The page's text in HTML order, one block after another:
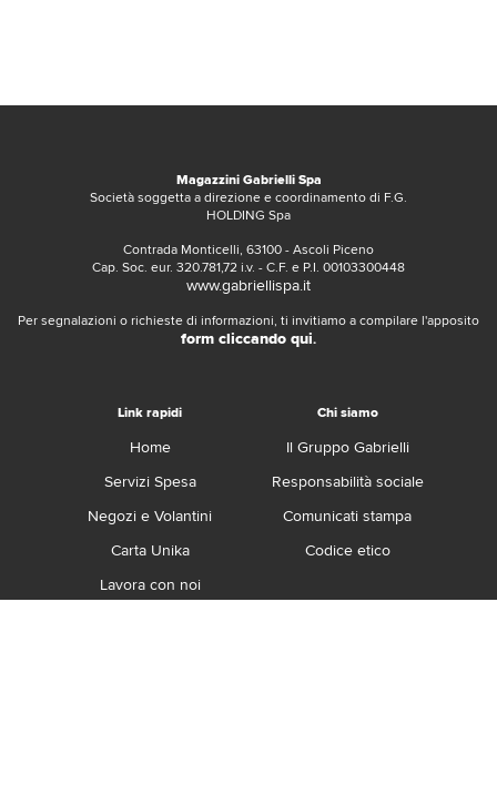
Magazzini Gabrielli Spa
Società soggetta a direzione e coordinamento di F.G.
HOLDING Spa
Contrada Monticelli, 63100 - Ascoli Piceno
Cap. Soc. eur. 320.781,72 i.v. - C.F. e P.I. 00103300448
www.gabriellispa.it
Per segnalazioni o richieste di informazioni, ti invitiamo a compilare l'apposito
form cliccando qui.
Link rapidi
Home
Servizi Spesa
Negozi e Volantini
Carta Unika
Lavora con noi
Chi siamo
Il Gruppo Gabrielli
Responsabilità sociale
Comunicati stampa
Codice etico